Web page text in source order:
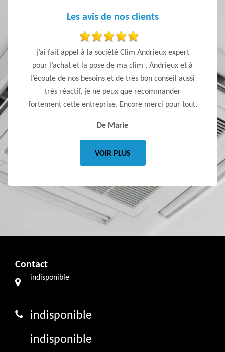
Les avis de nos clients
les
j’ai fait appel à la société Clim Andrieux expert
pour l’achat et la pose de ma clim , Andrieux et à
l’écoute de nos besoins et de très bon conseil aussi
très réactif, je ne peux que recommander
fortement cette entreprise. Encore merci pour tout.
De Marie
VOIR PLUS
Contact
indisponible
indisponible
indisponible